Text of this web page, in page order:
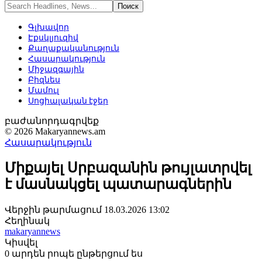
Գլխավոր
Էքսկլյուզիվ
Քաղաքականություն
Հասարակություն
Միջազգային
Բիզնես
Մամուլ
Սոցիալական էջեր
բաժանորդագրվեք
© 2026 Makaryannews.am
Հասարակություն
Միքայել Սրբազանին թույլատրվել
է մասնակցել պատարագներին
Վերջին թարմացում 18.03.2026 13:02
Հեղինակ
makaryannews
Կիսվել
0 արդեն րոպե ընթերցում ես